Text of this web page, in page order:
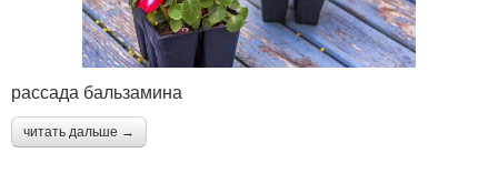
рассада бальзамина
читать дальше →